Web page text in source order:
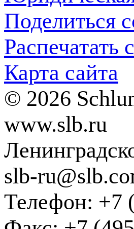
Поделиться
Распечатать
Карта сайта
© 2026
www.slb.ru
slb-
Телефон: +7